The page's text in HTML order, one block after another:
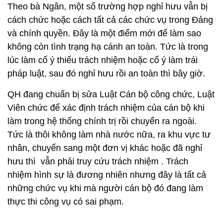
Theo bà Ngân, một số trường hợp nghỉ hưu vẫn bị
cách chức hoặc cách tất cả các chức vụ trong Đảng
và chính quyền. Đây là một điểm mới để làm sao
không còn tình trạng hạ cánh an toàn. Tức là trong
lúc làm cố ý thiếu trách nhiệm hoặc cố ý làm trái
pháp luật, sau đó nghỉ hưu rồi an toàn thì bây giờ.
QH đang chuẩn bị sửa Luật Cán bộ công chức, Luật
Viên chức để xác định trách nhiệm của cán bộ khi
làm trong hệ thống chính trị rồi chuyển ra ngoài.
Tức là thôi không làm nhà nước nữa, ra khu vực tư
nhân, chuyển sang một đơn vị khác hoặc đã nghỉ
hưu thì vẫn phải truy cứu trách nhiệm . Trách
nhiệm hình sự là đương nhiên nhưng đây là tất cả
những chức vụ khi mà người cán bộ đó đang làm
thực thi công vụ có sai phạm.